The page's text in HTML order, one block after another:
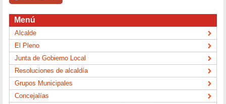
Menú
Alcalde
El Pleno
Junta de Gobierno Local
Resoluciones de alcaldía
Grupos Municipales
Concejalías